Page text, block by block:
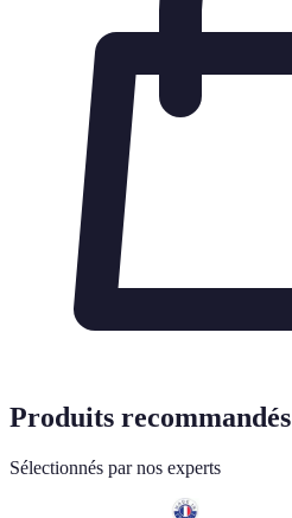
Produits recommandés
Sélectionnés par nos experts